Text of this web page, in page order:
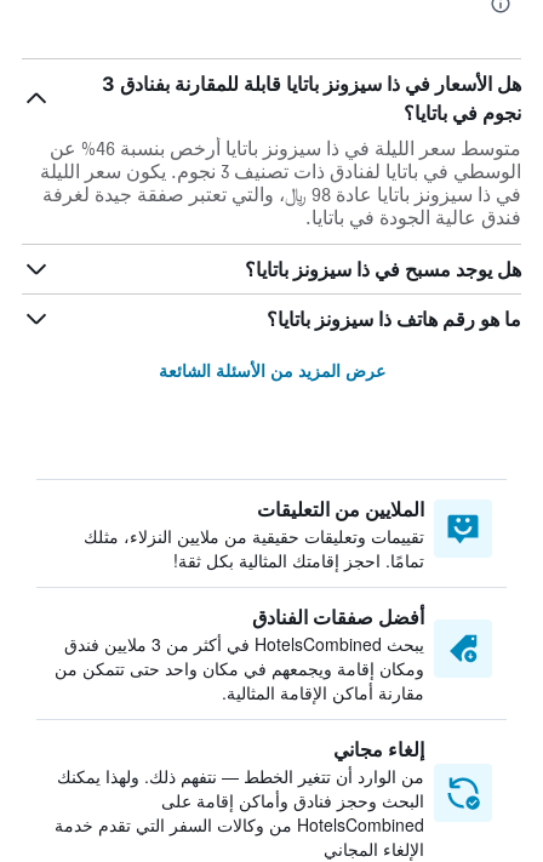
هل الأسعار في ذا سيزونز باتايا قابلة للمقارنة بفنادق 3
نجوم في باتايا؟
متوسط سعر الليلة في ذا سيزونز باتايا أرخص بنسبة 46% عن
الوسطي في باتايا لفنادق ذات تصنيف 3 نجوم. يكون سعر الليلة
في ذا سيزونز باتايا عادة 98 ﷼، والتي تعتبر صفقة جيدة لغرفة
فندق عالية الجودة في باتايا.
هل يوجد مسبح في ذا سيزونز باتايا؟
ما هو رقم هاتف ذا سيزونز باتايا؟
عرض المزيد من الأسئلة الشائعة
الملايين من التعليقات
تقييمات وتعليقات حقيقية من ملايين النزلاء، مثلك
تمامًا. احجز إقامتك المثالية بكل ثقة!
أفضل صفقات الفنادق
يبحث HotelsCombined في أكثر من 3 ملايين فندق
ومكان إقامة ويجمعهم في مكان واحد حتى تتمكن من
مقارنة أماكن الإقامة المثالية.
إلغاء مجاني
من الوارد أن تتغير الخطط — نتفهم ذلك. ولهذا يمكنك
البحث وحجز فنادق وأماكن إقامة على
HotelsCombined من وكالات السفر التي تقدم خدمة
الإلغاء المجاني